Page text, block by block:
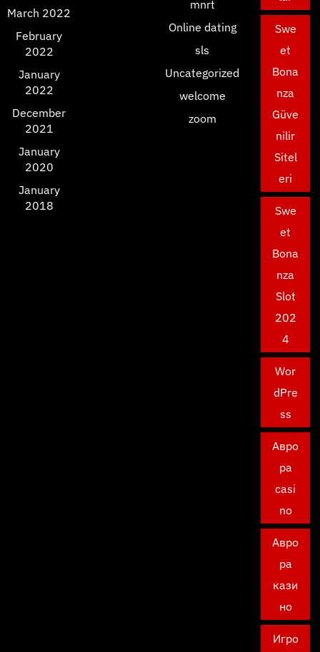
March 2022
February
2022
January
2022
December
2021
January
2020
January
2018
mnrt
Online dating
sls
Uncategorized
welcome
zoom
Swe
et
Bona
nza
Güve
nilir
Sitel
eri
Swe
et
Bona
nza
Slot
202
4
Wor
dPre
ss
Авро
ра
casi
no
Авро
ра
кази
но
Игро